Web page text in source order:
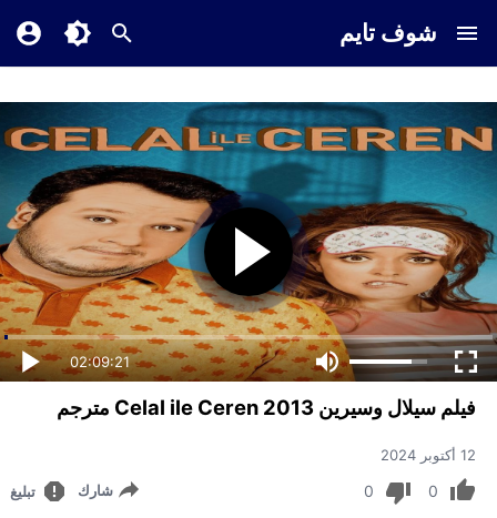
شوف تايم
02:09:21
فيلم سيلال وسيرين 2013 Celal ile Ceren مترجم
12 أكتوبر 2024
0
0 شارك تبليغ